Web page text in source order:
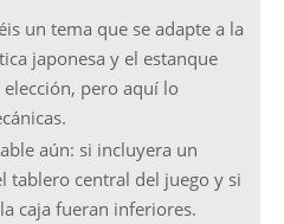
un tema que se adapte a la
japonesa y el estanque
pero aquí lo
aún: si incluyera un
tablero central del juego y si
caja fueran inferiores.